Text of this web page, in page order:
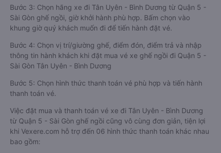
Bước 3: Chọn hãng xe đi Tân Uyên - Bình Dương từ Quận 5 -
Sài Gòn ghế ngồi, giờ khởi hành phù hợp. Bấm chọn vào
khung giờ quý khách muốn đi để tiến hành đặt vé.
Bước 4: Chọn vị trí/giường ghế, điểm đón, điểm trả và nhập
thông tin hành khách khi đặt mua vé xe ghế ngồi đi Quận 5 -
Sài Gòn Tân Uyên - Bình Dương
Bước 5: Chọn hình thức thanh toán vé phù hợp và tiến hành
thanh toán vé.
Việc đặt mua và thanh toán vé xe đi Tân Uyên - Bình Dương
từ Quận 5 - Sài Gòn ghế ngồi cũng vô cùng đơn giản, tiện lợi
khi Vexere.com hỗ trợ đến 06 hình thức thanh toán khác nhau
bao gồm: